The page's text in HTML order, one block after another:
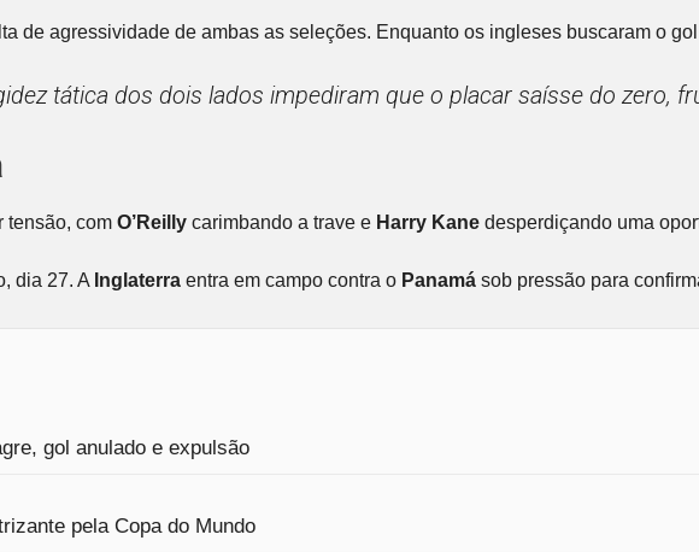
de agressividade de ambas as seleções. Enquanto os ingleses buscaram o
tática dos dois lados impediram que o placar saísse do
tensão, com O’Reilly carimbando a trave e Harry Kane desperdiçando uma
dia 27. A Inglaterra entra em campo contra o Panamá sob pressão para
gol anulado e expulsão
pela Copa do Mundo